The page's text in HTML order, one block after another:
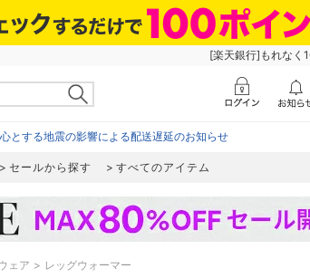
[楽天銀行]もれなく
とする地震の影響による配送遅延のお知らせ
セールから探す すべてのアイテム
ェア レッグウォーマー